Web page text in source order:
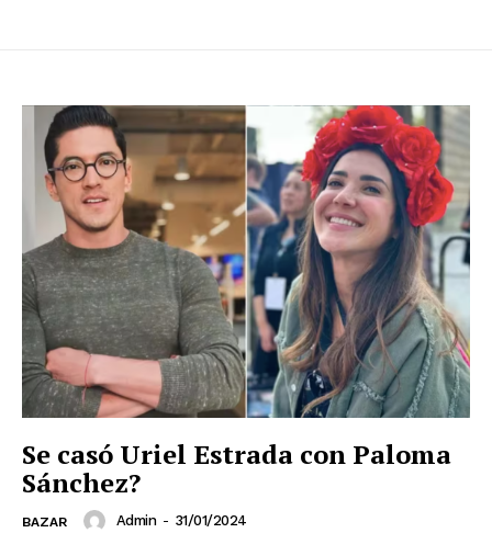
Se casó Uriel Estrada con Paloma
Sánchez?
BAZAR Admin - 31/01/2024